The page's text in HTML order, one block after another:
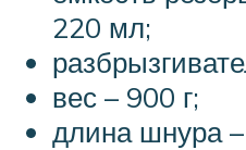
220 мл;
вес – 900 г;
длина шнура